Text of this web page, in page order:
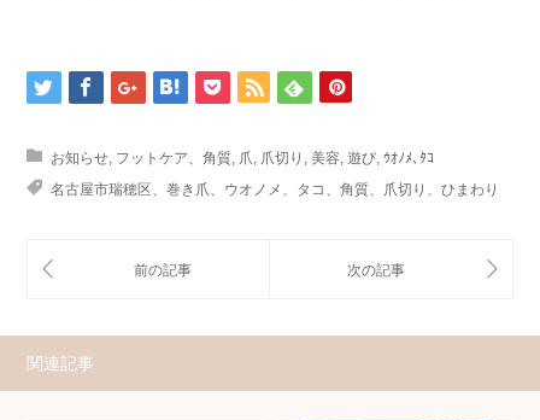
お知らせ フットケア、角質 爪 爪切り 美容 遊び ｳｵﾉﾒ､ﾀｺ
名古屋市瑞穂区、巻き爪、ウオノメ、タコ、角質、爪切り、ひまわり
関連記事